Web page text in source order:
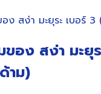
อง สง่า มะยุ
าม)